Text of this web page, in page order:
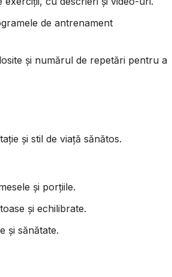
de antrenament
și numărul de repetări pentru a
și stil de viață sănătos.
și porțiile.
și echilibrate.
și sănătate.